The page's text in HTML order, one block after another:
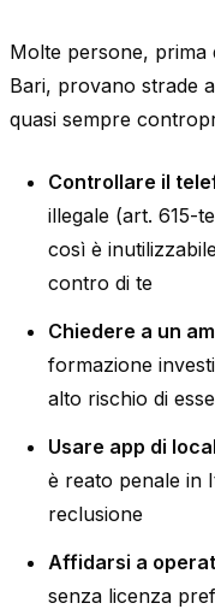
Molte persone, prima
Bari, provano strade
quasi sempre
Controllare il
illegale (art. 615-
così è
contro di te
Chiedere a un
formazione
alto rischio di
Usare app di
è reato penale in
reclusione
Affidarsi a
senza licenza